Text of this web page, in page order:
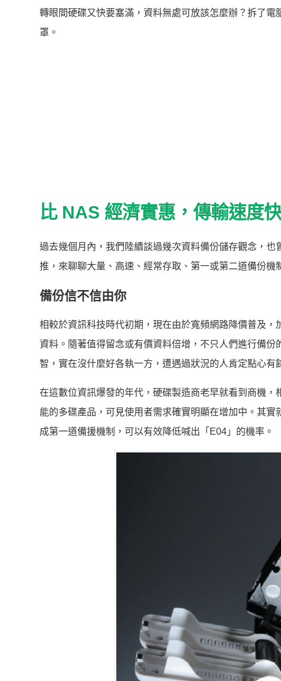
轉眼間硬碟又快要塞滿，資料無處可放該怎麼辦？拆了
罩。
比 NAS 經濟實惠，傳輸速度
過去幾個月內，我們陸續談過幾次資料備份儲存觀念，
推，來聊聊大量、高速、經常存取、第一或第二道備份機
備份信不信由你
相較於資訊科技時代初期，現在由於寬頻網路降價普及
資料。隨著值得留念或有價資料倍增，不只人們進行備
智，實在沒什麼好各執一方，遭遇過狀況的人肯定點心有
在這數位資訊爆發的年代，硬碟製造商老早就看到商機
能的多碟產品，可見使用者需求確實明顯在增加中。其
成第一道備援機制，可以有效降低喊出「E04」的機率。